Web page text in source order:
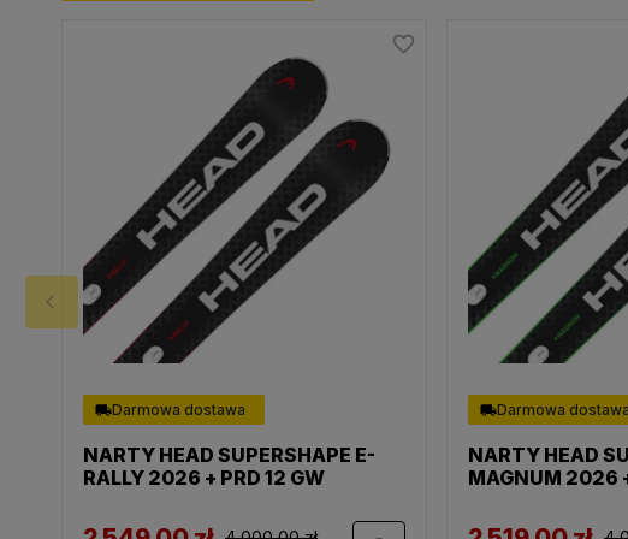
Darmowa dostawa
NARTY HEAD SUPERSHAPE E-
RALLY 2026 + PRD 12 GW
favorite_border
Darmowa dostawa
NARTY HEAD
MAGNUM 2026